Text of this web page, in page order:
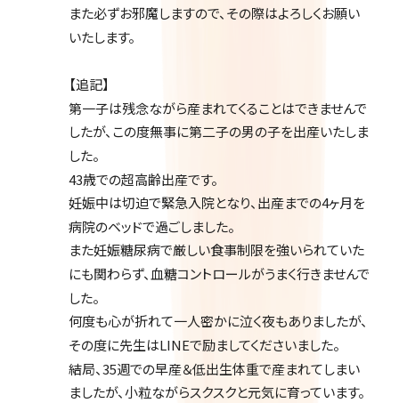
また必ずお邪魔しますので、その際はよろしくお願い
いたします。
【追記】
第一子は残念ながら産まれてくることはできませんで
したが、この度無事に第二子の男の子を出産いたしま
した。
43歳での超高齢出産です。
妊娠中は切迫で緊急入院となり、出産までの4ヶ月を
病院のベッドで過ごしました。
また妊娠糖尿病で厳しい食事制限を強いられていた
にも関わらず、血糖コントロールがうまく行きませんで
した。
何度も心が折れて一人密かに泣く夜もありましたが、
その度に先生はLINEで励ましてくださいました。
結局、35週での早産＆低出生体重で産まれてしまい
ましたが、小粒ながらスクスクと元気に育っています。